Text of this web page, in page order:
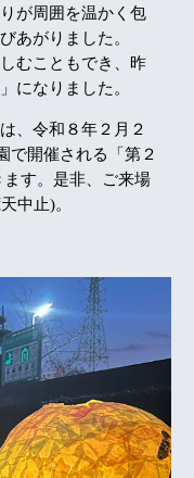
が周囲を温かく包
あがりました。
むこともでき、昨
になりました。
、令和８年２月２
で開催される「第２
す。是非、ご来場
中止)。